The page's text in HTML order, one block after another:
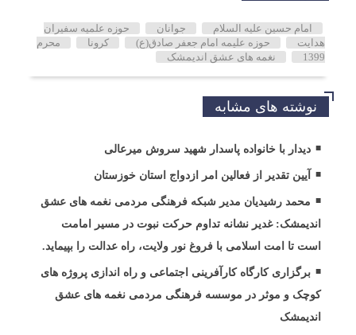
امام حسین علیه السلام جوانان
حوزه علمیه سفیران
هدایت
حوزه علیمه امام جعفر صادق(ع) کرونا
محرم
1399
نغمه های عشق اندیمشک
نوشته های مشابه
دیدار با خانواده پاسدار شهید سروش میرعالی
آیین تقدیر از فعالین امر ازدواج استان خوزستان
محمد رشیدیان مدیر شبکه فرهنگی مردمی نغمه های عشق
اندیمشک: غدیر نشانه تداوم حرکت نبوت در مسیر امامت
است تا امت اسلامی با فروغ نور ولایت، راه عدالت را بپیماید.
برگزاری کارگاه کارآفرینی اجتماعی و راه اندازی پروژه های
کوچک و موثر در موسسه فرهنگی مردمی نغمه های عشق
اندیمشک